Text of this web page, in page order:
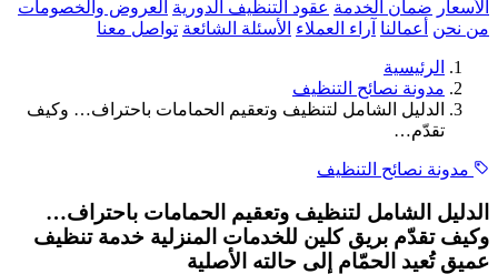
الأسعار ضمان الخدمة عقود التنظيف الدورية العروض والخصومات
من نحن
أعمالنا آراء العملاء الأسئلة الشائعة تواصل معنا
الرئيسية
مدونة نصائح التنظيف
الدليل الشامل لتنظيف وتعقيم الحمامات باحتراف… وكيف
تقدّم…
مدونة نصائح التنظيف
الدليل الشامل لتنظيف وتعقيم الحمامات باحتراف…
وكيف تقدّم بريق كلين للخدمات المنزلية خدمة تنظيف
عميق تُعيد الحمّام إلى حالته الأصلية